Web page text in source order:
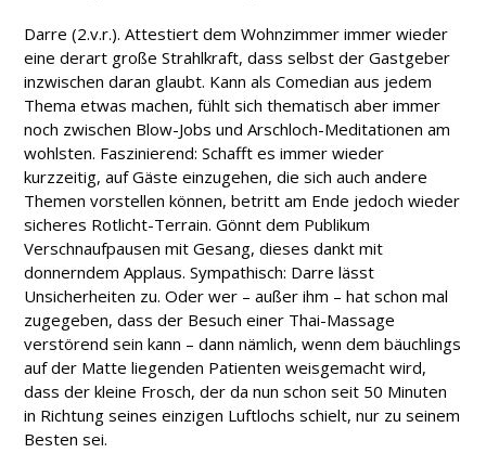
Darre (2.v.r.). Attestiert dem Wohnzimmer immer wieder
eine derart große Strahlkraft, dass selbst der Gastgeber
inzwischen daran glaubt. Kann als Comedian aus jedem
Thema etwas machen, fühlt sich thematisch aber immer
noch zwischen Blow-Jobs und Arschloch-Meditationen am
wohlsten. Faszinierend: Schafft es immer wieder
kurzzeitig, auf Gäste einzugehen, die sich auch andere
Themen vorstellen können, betritt am Ende jedoch wieder
sicheres Rotlicht-Terrain. Gönnt dem Publikum
Verschnaufpausen mit Gesang, dieses dankt mit
donnerndem Applaus. Sympathisch: Darre lässt
Unsicherheiten zu. Oder wer – außer ihm – hat schon mal
zugegeben, dass der Besuch einer Thai-Massage
verstörend sein kann – dann nämlich, wenn dem bäuchlings
auf der Matte liegenden Patienten weisgemacht wird,
dass der kleine Frosch, der da nun schon seit 50 Minuten
in Richtung seines einzigen Luftlochs schielt, nur zu seinem
Besten sei.